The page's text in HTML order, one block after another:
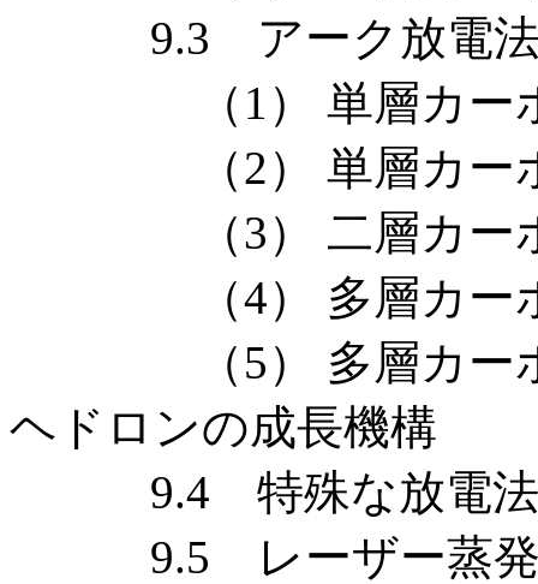
9.3 アーク放電法
（1） 単層カーボ
（2） 単層カーボ
（3） 二層カーボ
（4） 多層カーボ
（5） 多層カーボ
ヘドロンの成長機構
9.4 特殊な放電法
9.5 レーザー蒸発